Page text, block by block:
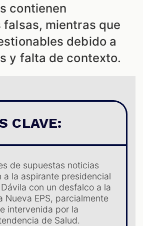
contienen
mientras que
debido a
y falta de contexto.
CLAVE:
de supuestas noticias
a la aspirante presidencial
con un desfalco a la
Nueva EPS, parcialmente
intervenida por la
de Salud.